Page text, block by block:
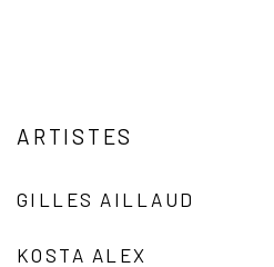
ARTISTES
GILLES AILLAUD
KOSTA ALEX